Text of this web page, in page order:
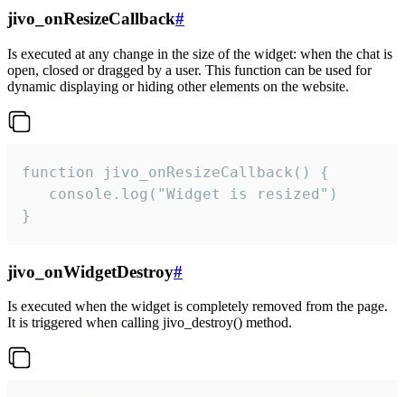
jivo_onResizeCallback#
Is executed at any change in the size of the widget: when the chat is
open, closed or dragged by a user. This function can be used for
dynamic displaying or hiding other elements on the website.
function jivo_onResizeCallback() {
   console.log("Widget is resized")
}
jivo_onWidgetDestroy#
Is executed when the widget is completely removed from the page.
It is triggered when calling jivo_destroy() method.